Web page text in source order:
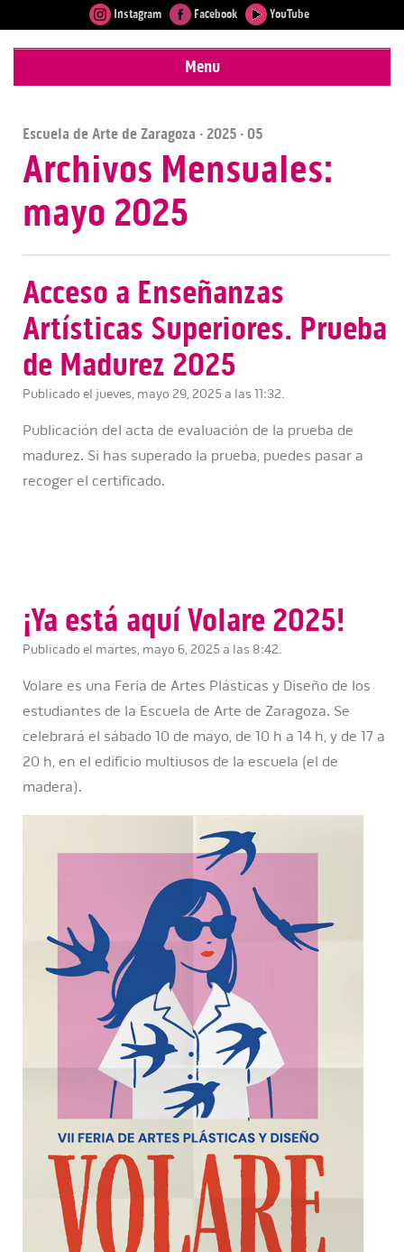
Instagram Facebook YouTube
Menu
Escuela de Arte de Zaragoza · 2025 · 05
Archivos Mensuales:
mayo 2025
Acceso a Enseñanzas
Artísticas Superiores. Prueba
de Madurez 2025
Publicado el jueves, mayo 29, 2025 a las 11:32.
Publicación del acta de evaluación de la prueba de
madurez. Si has superado la prueba, puedes pasar a
recoger el certificado.
¡Ya está aquí Volare 2025!
Publicado el martes, mayo 6, 2025 a las 8:42.
Volare es una Feria de Artes Plásticas y Diseño de los
estudiantes de la Escuela de Arte de Zaragoza. Se
celebrará el sábado 10 de mayo, de 10 h a 14 h, y de 17 a
20 h, en el edificio multiusos de la escuela (el de
madera).